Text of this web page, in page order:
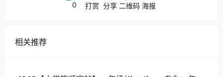
0 打赏 分享 二维码 海报
相关推荐